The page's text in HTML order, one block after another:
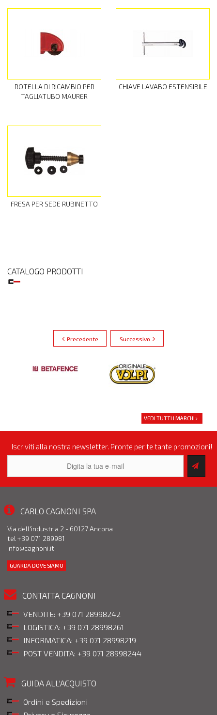
ROTELLA DI RICAMBIO PER
TAGLIATUBO MAURER
CHIAVE LAVABO ESTENSIBILE
FRESA PER SEDE RUBINETTO
CATALOGO PRODOTTI
Precedente Successivo
VEDI TUTTI I MARCHI
Iscriviti alla nostra newsletter. Pronte per te tante promozioni!
CARLO CAGNONI SPA
Via dell'industria 2 - 60127 Ancona
tel +39 071 289981
info@cagnoni.it
GUARDA DOVE SIAMO
CONTATTA CAGNONI
VENDITE: +39 071 28998242
LOGISTICA: +39 071 28998261
INFORMATICA: +39 071 28998219
POST VENDITA: +39 071 28998244
GUIDA ALL'ACQUISTO
Ordini e Spedizioni